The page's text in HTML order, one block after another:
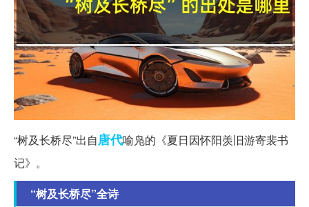
“树及长桥尽”出自唐代喻凫的《夏日因怀阳羡旧游寄裴书
记》。
“树及长桥尽”全诗